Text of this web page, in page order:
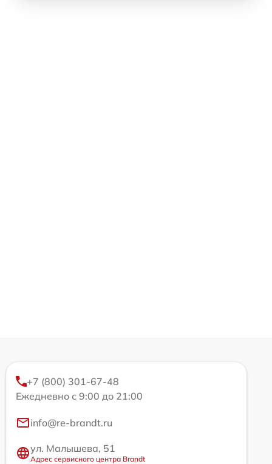
+7 (800) 301-67-48
Ежедневно с 9:00 до 21:00
info@re-brandt.ru
ул. Малышева, 51
Адрес сервисного центра Brandt